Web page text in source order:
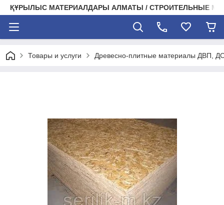
ҚҰРЫЛЫС МАТЕРИАЛДАРЫ АЛМАТЫ / СТРОИТЕЛЬНЫЕ
Товары и услуги Древесно-плитные материалы ДВП,